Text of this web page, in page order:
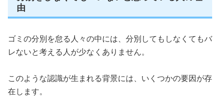
由
ゴミの分別を怠る人々の中には、分別してもしなくてもバ
レないと考える人が少なくありません。
このような認識が生まれる背景には、いくつかの要因が存
在します。